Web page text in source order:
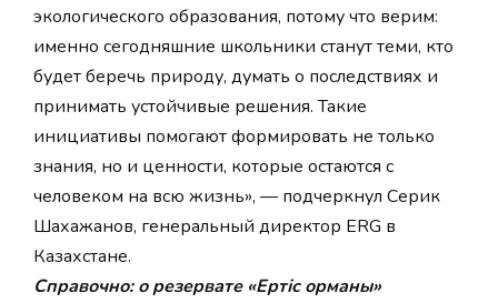
экологического образования, потому что верим:
именно сегодняшние школьники станут теми, кто
будет беречь природу, думать о последствиях и
принимать устойчивые решения. Такие
инициативы помогают формировать не только
знания, но и ценности, которые остаются с
человеком на всю жизнь», — подчеркнул Серик
Шахажанов, генеральный директор ERG в
Казахстане.
Справочно: о резервате «Ертіс орманы»